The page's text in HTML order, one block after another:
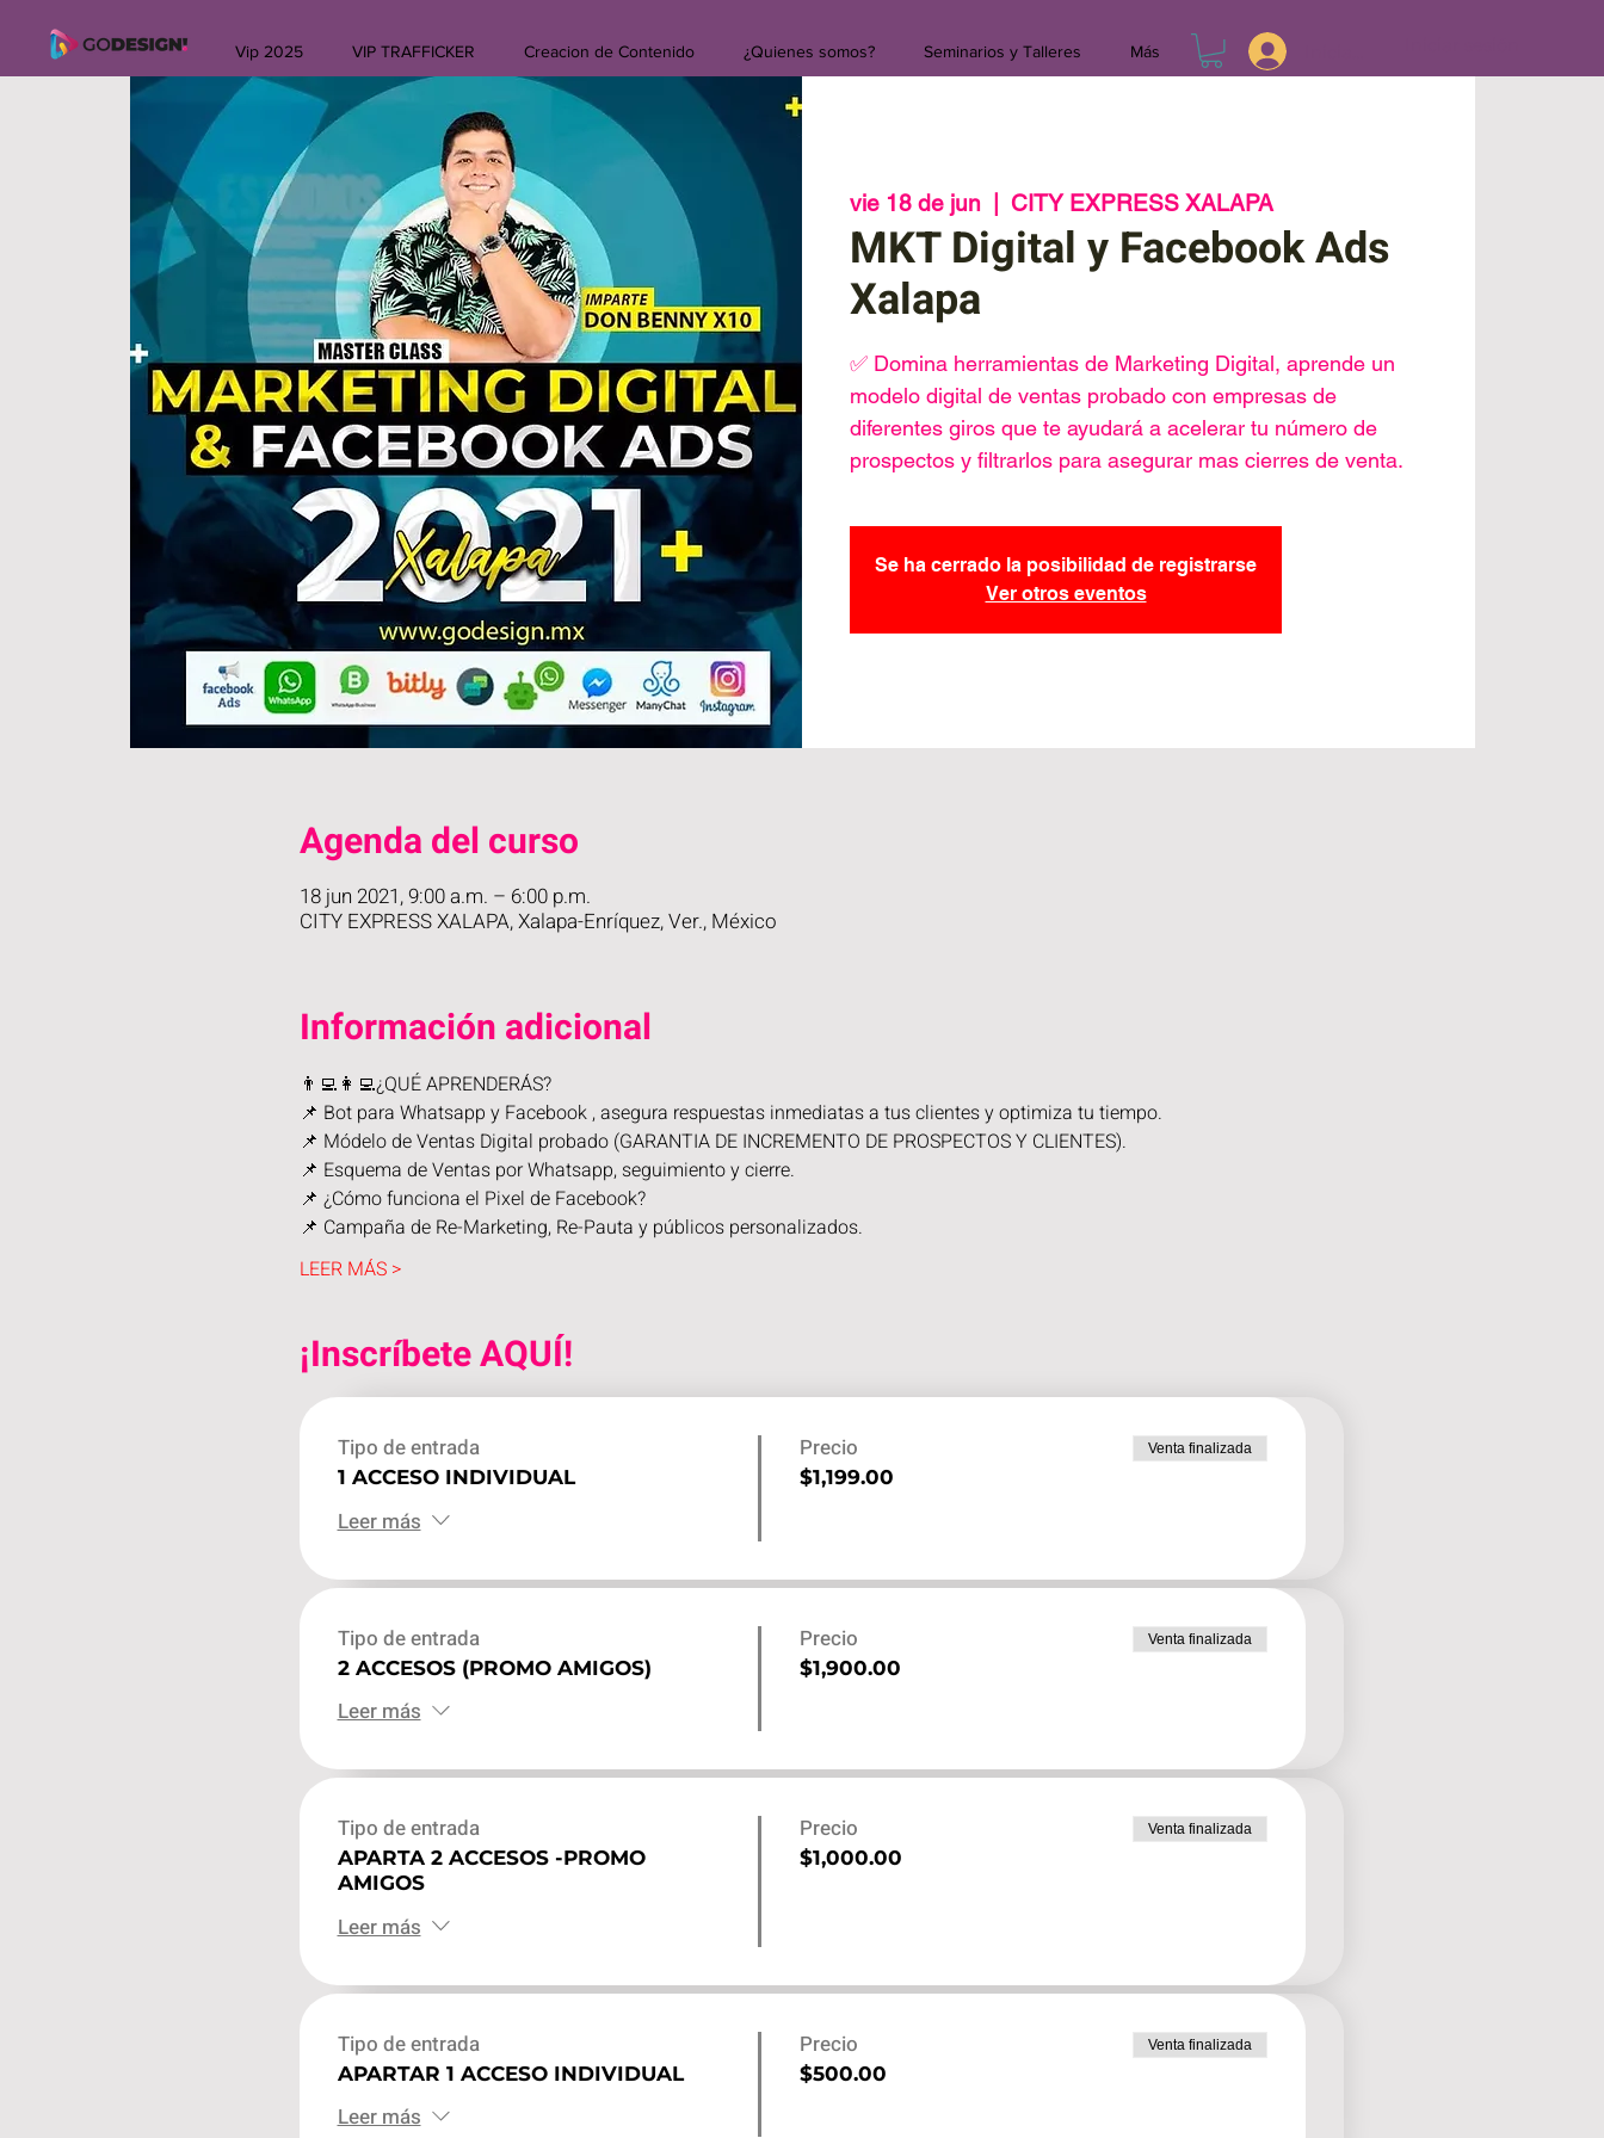
Vip 2025 VIP TRAFFICKER Creacion de Contenido ¿Quienes somos? Seminarios y Talleres Más
vie 18 de jun CITY EXPRESS XALAPA
MKT Digital y Facebook Ads
Xalapa
✅ Domina herramientas de Marketing Digital, aprende un
modelo digital de ventas probado con empresas de
diferentes giros que te ayudará a acelerar tu número de
prospectos y filtrarlos para asegurar mas cierres de venta.
Se ha cerrado la posibilidad de registrarse
Ver otros eventos
Agenda del curso
18 jun 2021, 9:00 a.m. – 6:00 p.m.
CITY EXPRESS XALAPA, Xalapa-Enríquez, Ver., México
Información adicional
👨‍💻👩‍💻¿QUÉ APRENDERÁS?
📌 Bot para Whatsapp y Facebook , asegura respuestas inmediatas a tus clientes y optimiza tu tiempo.
📌 Módelo de Ventas Digital probado (GARANTIA DE INCREMENTO DE PROSPECTOS Y CLIENTES).
📌 Esquema de Ventas por Whatsapp, seguimiento y cierre.
📌 ¿Cómo funciona el Pixel de Facebook?
📌 Campaña de Re-Marketing, Re-Pauta y públicos personalizados.
LEER MÁS >
¡Inscríbete AQUÍ!
Tipo de entrada
1 ACCESO INDIVIDUAL
Leer más
Precio
$1,199.00
Venta finalizada
Tipo de entrada
2 ACCESOS (PROMO AMIGOS)
Leer más
Precio
$1,900.00
Venta finalizada
Tipo de entrada
APARTA 2 ACCESOS -PROMO
AMIGOS
Leer más
Precio
$1,000.00
Venta finalizada
Tipo de entrada
APARTAR 1 ACCESO INDIVIDUAL
Leer más
Precio
$500.00
Venta finalizada